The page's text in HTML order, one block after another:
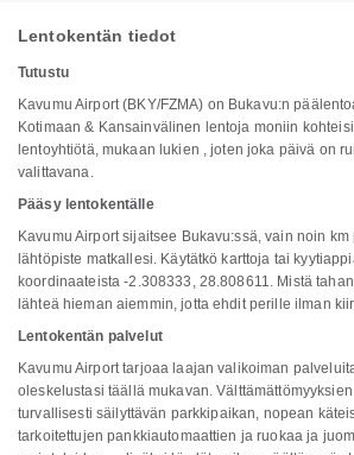
Lentokentän tiedot
Tutustu
Kavumu Airport (BKY/FZMA) on Bukavu:n
Kotimaan & Kansainvälinen lentoja moniin
lentoyhtiötä, mukaan lukien , joten joka päivä on
valittavana.
Pääsy lentokentälle
Kavumu Airport sijaitsee Bukavu:ssä, vain noin
lähtöpiste matkallesi. Käytätkö karttoja tai
koordinaateista -2.308333, 28.808611. Mistä
lähteä hieman aiemmin, jotta ehdit perille ilman
Lentokentän palvelut
Kavumu Airport tarjoaa laajan valikoiman
oleskelustasi täällä mukavan.
turvallisesti säilyttävän parkkipaikan, nopean
tarkoitettujen pankkiautomaattien ja ruokaa ja